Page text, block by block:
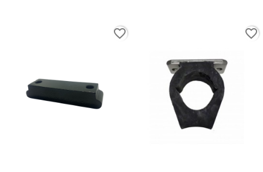
favorite_border favorite_border